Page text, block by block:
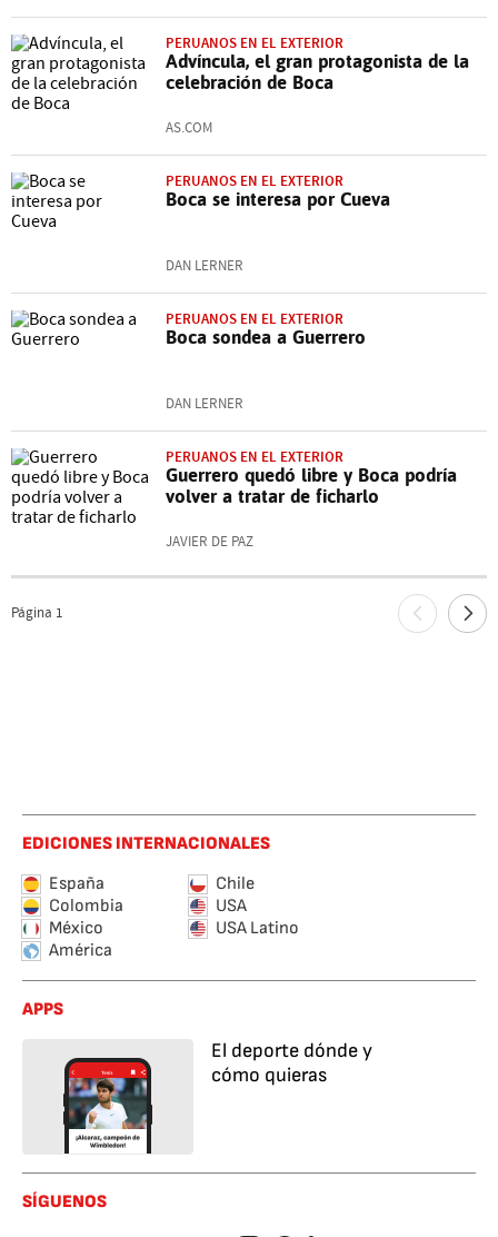
PERUANOS EN EL EXTERIOR
Advíncula, el gran protagonista de la
celebración de Boca
AS.COM
PERUANOS EN EL EXTERIOR
Boca se interesa por Cueva
DAN LERNER
PERUANOS EN EL EXTERIOR
Boca sondea a Guerrero
DAN LERNER
PERUANOS EN EL EXTERIOR
Guerrero quedó libre y Boca podría
volver a tratar de ficharlo
JAVIER DE PAZ
Página 1
EDICIONES INTERNACIONALES
España
Chile
Colombia
USA
México
USA Latino
América
APPS
El deporte dónde y
cómo quieras
SÍGUENOS